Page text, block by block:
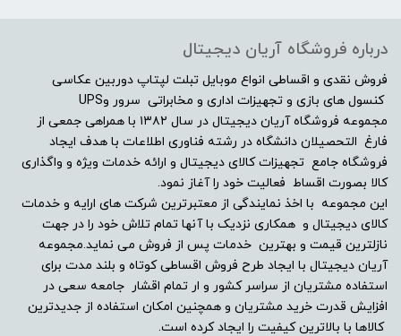
صفحه نمایش لمسی
خیر
درایو نوری
بدون درایو نوری
توضیحات درایو نوری
-
درباره فروشگاه آریان دیجیتال
فروش نقدی و اقساطی انواع موبایل تبلت لپتاپ دوربین عکاسی
کنسول های بازی و تجهیزات اداری و مخابراتی سرور وUPS
مجموعه فروشگاه آریان دیجیتال در سال ۱۳۸۲ با همراهی جمعی از
فارغ التحصیلان دانشگاه در رشته فناوری اطلاعات با هدف ایجاد
فروشگاه جامع تجهیزات کالای دیجیتال و ارائه خدمات ویژه و واگذاری
کالا بصورت اقساط فعالیت خود را آغاز نمود.
این مجموعه با اخذ نمایندگی از معتبرترین شرکت های ارایه و خدمات
کالای دیجیتال و همکاری نزدیک با آنها تمام تلاش خود را در جهت
نازلترین قیمت و بهترین خدمات پس از فروش می نماید.مجموعه
آریان دیجیتال با ایجاد طرح فروش اقساطی کوتاه و بلند مدت برای
استفاده مشتریان از سراسر کشور و ار تمام اقشار جامعه سعی در
افزایش قدرت خرید مشتریان و همچنین امکان استفاده از جدیدترین
کالاها با بالاترین کیفیت را ایجاد کرده است.